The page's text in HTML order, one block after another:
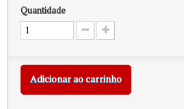
Quantidade
Adicionar ao carrinho